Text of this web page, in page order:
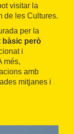
visitar la
de les Cultures.
per la
bàsic però
i
més,
amb
mitjanes i